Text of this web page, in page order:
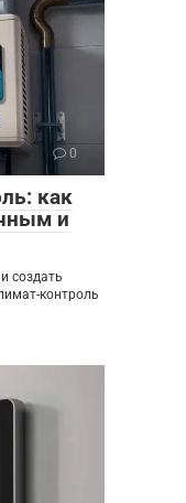
0
как
и
создать
контроль